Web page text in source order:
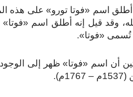
وقد قيل إنه أطلق اسم
تُسمى «فوتا».